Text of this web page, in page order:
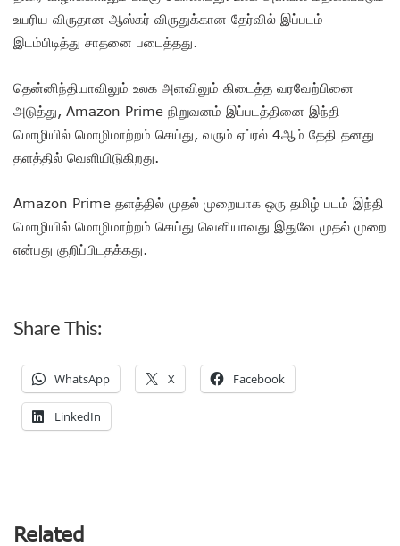
உயரிய விருதான ஆஸ்கர் விருதுக்கான தேர்வில் இப்படம்
இடம்பிடித்து சாதனை படைத்தது.
தென்னிந்தியாவிலும் உலக அளவிலும் கிடைத்த வரவேற்பினை
அடுத்து, Amazon Prime நிறுவனம் இப்படத்தினை இந்தி
மொழியில் மொழிமாற்றம் செய்து, வரும் ஏப்ரல் 4ஆம் தேதி தனது
தளத்தில் வெளியிடுகிறது.
Amazon Prime தளத்தில் முதல் முறையாக ஒரு தமிழ் படம் இந்தி
மொழியில் மொழிமாற்றம் செய்து வெளியாவது இதுவே முதல் முறை
என்பது குறிப்பிடதக்கது.
Share This:
WhatsApp X Facebook
LinkedIn
Related